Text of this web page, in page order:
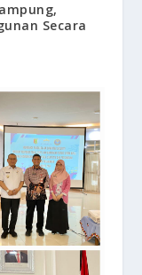
Secara